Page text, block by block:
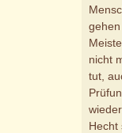
nicht
tut,
Hecht